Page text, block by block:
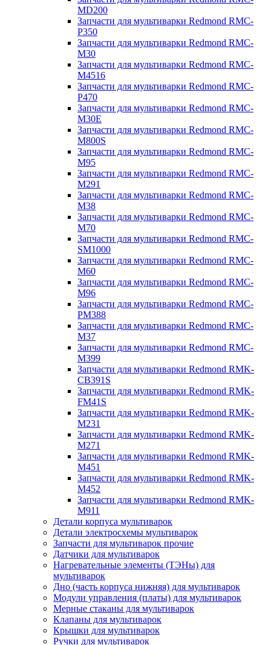
MD200
Запчасти для мультиварки Redmond RMC-
P350
Запчасти для мультиварки Redmond RMC-
M30
Запчасти для мультиварки Redmond RMC-
M4516
Запчасти для мультиварки Redmond RMC-
P470
Запчасти для мультиварки Redmond RMC-
M30E
Запчасти для мультиварки Redmond RMC-
M800S
Запчасти для мультиварки Redmond RMC-
M95
Запчасти для мультиварки Redmond RMC-
M291
Запчасти для мультиварки Redmond RMC-
M38
Запчасти для мультиварки Redmond RMC-
M70
Запчасти для мультиварки Redmond RMC-
SM1000
Запчасти для мультиварки Redmond RMC-
M60
Запчасти для мультиварки Redmond RMC-
M96
Запчасти для мультиварки Redmond RMC-
PM388
Запчасти для мультиварки Redmond RMC-
M37
Запчасти для мультиварки Redmond RMC-
M399
Запчасти для мультиварки Redmond RMK-
CB391S
Запчасти для мультиварки Redmond RMK-
FM41S
Запчасти для мультиварки Redmond RMK-
M231
Запчасти для мультиварки Redmond RMK-
M271
Запчасти для мультиварки Redmond RMK-
M451
Запчасти для мультиварки Redmond RMK-
M452
Запчасти для мультиварки Redmond RMK-
M911
Детали корпуса мультиварок
Детали электросхемы мультиварок
Запчасти для мультиварок прочие
Датчики для мультиварок
Нагревательные элементы (ТЭНы) для
мультиварок
Дно (часть корпуса нижняя) для мультиварок
Модули управления (платы) для мультиварок
Мерные стаканы для мультиварок
Клапаны для мультиварок
Крышки для мультиварок
Ручки для мультиварок